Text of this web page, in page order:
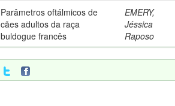
Parâmetros oftálmicos de
cães adultos da raça
buldogue francês
EMERY,
Jéssica
Raposo